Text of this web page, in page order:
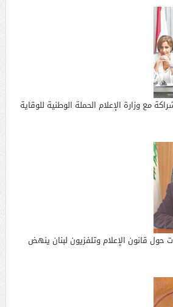
مع وزارة الإعلام الحملة الوطنية للوقاية
قانون الإعلام وتلفزيون لبنان ينهض